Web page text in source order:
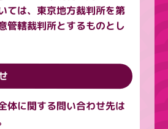
ては、東京地方裁判所を第
管轄裁判所とするものとし
体に関する問い合わせ先は